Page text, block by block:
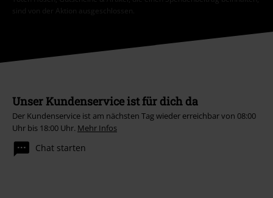
sind von der Aktion ausgeschlossen.
Unser Kundenservice ist für dich da
Der Kundenservice ist am nächsten Tag wieder erreichbar von 08:00
Uhr bis 18:00 Uhr. Mehr Infos
Chat starten